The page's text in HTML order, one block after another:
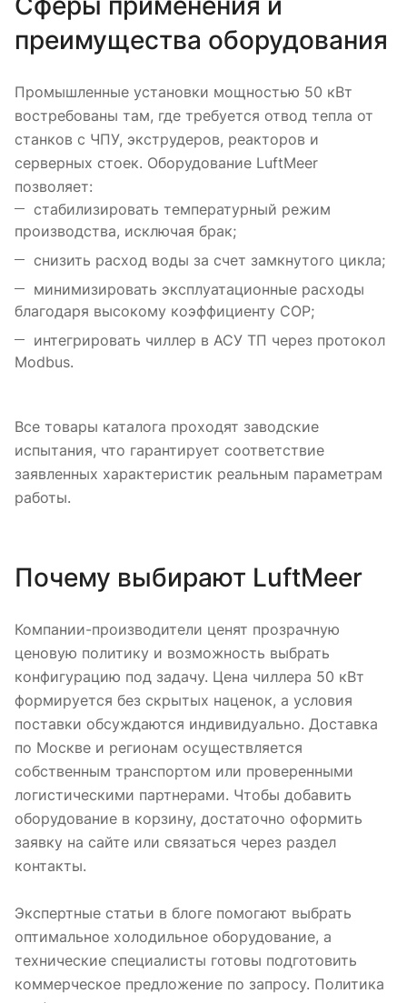
преимущества оборудования
Промышленные установки мощностью 50 кВт
востребованы там, где требуется отвод тепла от
станков с ЧПУ, экструдеров, реакторов и
серверных стоек. Оборудование LuftMeer
позволяет:
стабилизировать температурный режим
производства, исключая брак;
снизить расход воды за счет замкнутого цикла;
минимизировать эксплуатационные расходы
благодаря высокому коэффициенту COP;
интегрировать чиллер в АСУ ТП через протокол
Modbus.
Все товары каталога проходят заводские
испытания, что гарантирует соответствие
заявленных характеристик реальным параметрам
работы.
Почему выбирают LuftMeer
Компании-производители ценят прозрачную
ценовую политику и возможность выбрать
конфигурацию под задачу. Цена чиллера 50 кВт
формируется без скрытых наценок, а условия
поставки обсуждаются индивидуально. Доставка
по Москве и регионам осуществляется
собственным транспортом или проверенными
логистическими партнерами. Чтобы добавить
оборудование в корзину, достаточно оформить
заявку на сайте или связаться через раздел
контакты.
Экспертные статьи в блоге помогают выбрать
оптимальное холодильное оборудование, а
технические специалисты готовы подготовить
коммерческое предложение по запросу. Политика